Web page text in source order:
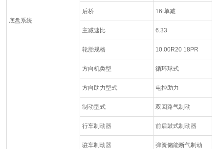
底盘系统
后桥 16t单减
主减速比 6.33
轮胎规格 10.00R20 18PR
方向机类型 循环球式
方向助力型式 电控助力
制动型式 双回路气制动
行车制动器 前后鼓式制动器
驻车制动器 弹簧储能断气制动